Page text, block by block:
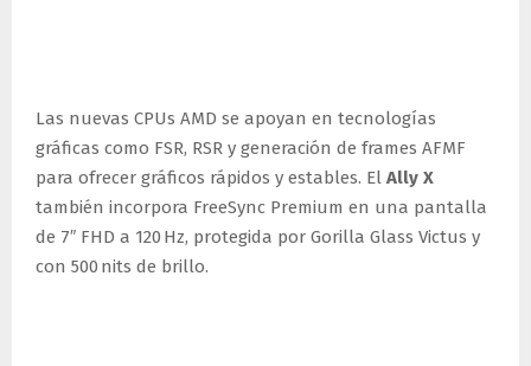
Las nuevas CPUs AMD se apoyan en tecnologías
gráficas como FSR, RSR y generación de frames AFMF
para ofrecer gráficos rápidos y estables. El Ally X
también incorpora FreeSync Premium en una pantalla
de 7″ FHD a 120 Hz, protegida por Gorilla Glass Victus y
con 500 nits de brillo.